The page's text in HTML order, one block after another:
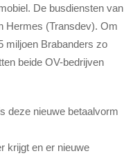
De busdiensten van
Hermes (Transdev). Om
miljoen Brabanders zo
beide OV-bedrijven
deze nieuwe betaalvorm
krijgt en er nieuwe